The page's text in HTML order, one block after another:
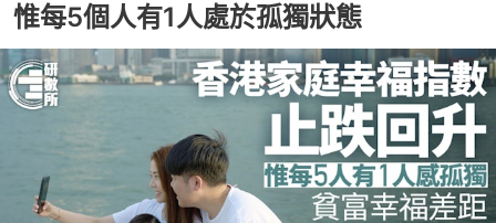
惟每5個人有1人處於孤獨狀態